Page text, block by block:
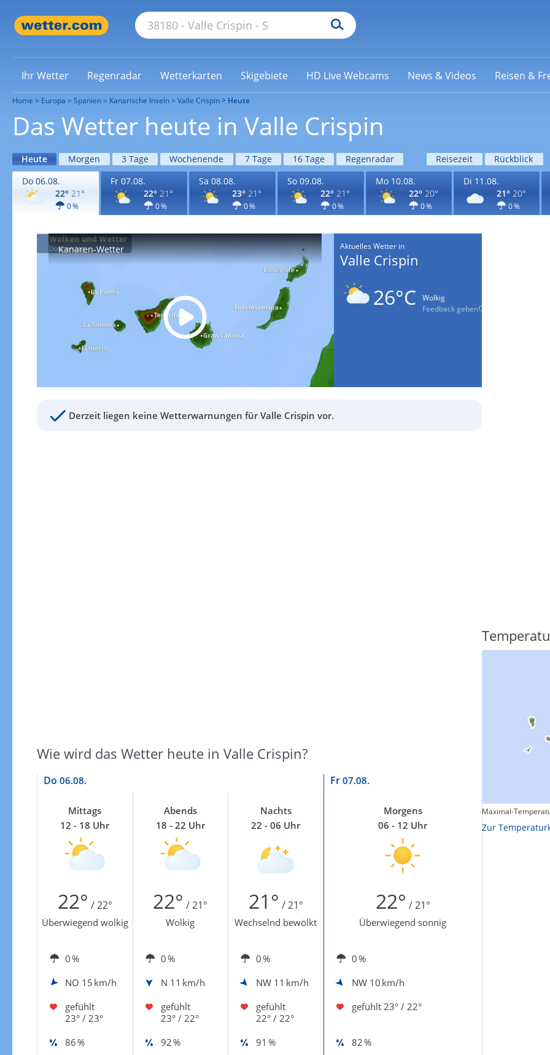
Ihr Wetter Regenradar Wetterkarten Skigebiete HD Live Webcams News & Videos Reisen &
Home Europa Spanien Kanarische Inseln Valle Crispin Heute
Das Wetter heute in Valle Crispin
Heute Morgen 3 Tage Wochenende 7 Tage 16 Tage Regenradar Reisezeit
Rückblick
Do 06.08.
22° 21°
0 %
Fr 07.08.
22° 21°
0 %
Sa 08.08.
23° 21°
0 %
So 09.08.
22° 21°
0 %
Mo 10.08.
22° 20°
0 %
Di 11.08.
21° 20°
0 %
Kanaren-Wetter Aktuelles Wetter in
Valle Crispin
26°C
Wolkig
Feedback geben
Derzeit liegen keine Wetterwarnungen für Valle Crispin vor.
Wie wird das Wetter heute in Valle Crispin?
Do 06.08. Fr 07.08.
Mittags
12 - 18 Uhr
Abends
18 - 22 Uhr
Nachts
22 - 06 Uhr
Morgens
06 - 12 Uhr
22° / 22° 22° / 21° 21° / 21° 22° / 21°
Überwiegend wolkig Wolkig Wechselnd bewölkt Überwiegend sonnig
0 % 0 % 0 %
0 %
NO 15 km/h N 11 km/h NW 11 km/h NW 10 km/h
gefühlt
23° / 23°
gefühlt
23° / 22°
gefühlt
22° / 22°
gefühlt 23° / 22°
86 % 92 % 91 %
82 %
Gewitterrisiko in 3h
Zur Gewitterrisikokarte
Zum animierten Regenradar Maximal-
Zur